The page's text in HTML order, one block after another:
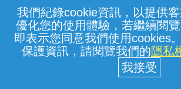
我們紀錄cookie資訊，以提供
優化您的使用體驗，若繼續閱覽
即表示您同意我們使用cookies
保護資訊，請閱覽我們的隱私
常見問題 線上客服 服務條款
中華電信股份有限公司個人家
(統一編號：96979949) ©
{{notifyMsg}}